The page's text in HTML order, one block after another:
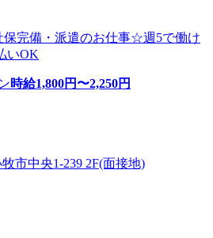
保完備・派遣のお仕事☆週5で働け
いOK
時給1,800円〜2,250円
市中央1-239 2F(面接地)